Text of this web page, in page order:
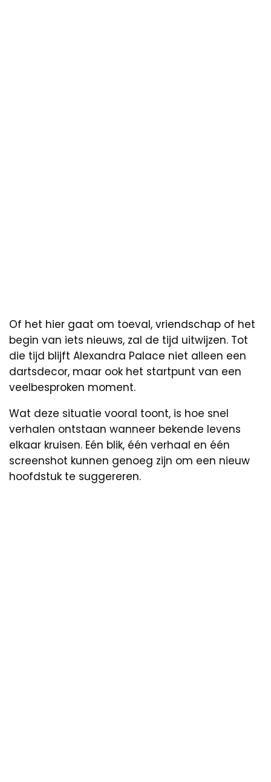
Of het hier gaat om toeval, vriendschap of het
begin van iets nieuws, zal de tijd uitwijzen. Tot
die tijd blijft Alexandra Palace niet alleen een
dartsdecor, maar ook het startpunt van een
veelbesproken moment.
Wat deze situatie vooral toont, is hoe snel
verhalen ontstaan wanneer bekende levens
elkaar kruisen. Eén blik, één verhaal en één
screenshot kunnen genoeg zijn om een nieuw
hoofdstuk te suggereren.